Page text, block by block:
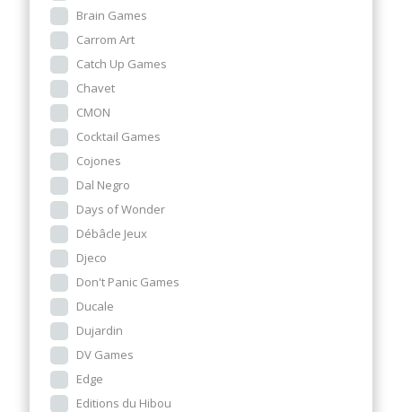
Brain Games
Carrom Art
Catch Up Games
Chavet
CMON
Cocktail Games
Cojones
Dal Negro
Days of Wonder
Débâcle Jeux
Djeco
Don't Panic Games
Ducale
Dujardin
DV Games
Edge
Editions du Hibou